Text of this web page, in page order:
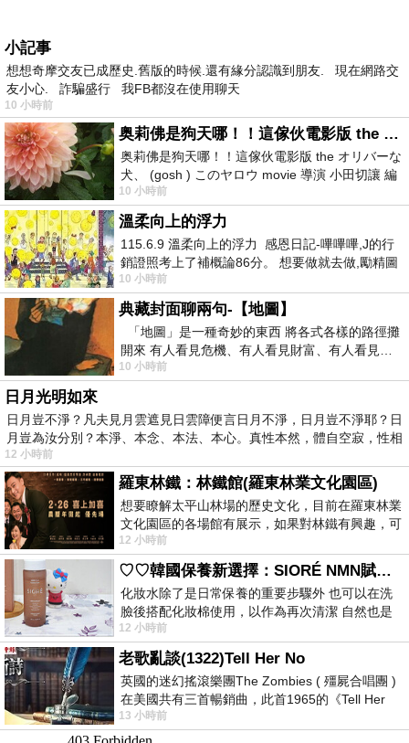
小記事
想想奇摩交友已成歷史.舊版的時候.還有緣分認識到朋友. 現在網路交
友小心. 詐騙盛行 我FB都沒在使用聊天
10 小時前
奥莉佛是狗天哪！！這傢伙電影版 the オリバーな犬、 (gosh ) このヤロウ movie
奥莉佛是狗天哪！！這傢伙電影版 the オリバーな
犬、 (gosh ) このヤロウ movie 導演 小田切讓 編
劇: 小田切讓 主演: 小田切讓
10 小時前
溫柔向上的浮力
115.6.9 溫柔向上的浮力 感恩日記-嗶嗶嗶,J的行
銷證照考上了補概論86分。 想要做就去做,勵精圖
治大成功,也是表法,堅持和努力
10 小時前
典藏封面聊兩句-【地圖】
「地圖」是一種奇妙的東西 將各式各樣的路徑攤
開來 有人看見危機、有人看見財富、有人看見…
從中可以發掘出不同的
10 小時前
日月光明如來
日月豈不淨？凡夫見月雲遮見日雲障便言日月不淨，日月豈不淨耶？日
月豈為汝分別？本淨、本念、本法、本心。真性本然，體自空寂，性相
12 小時前
羅東林鐵：林鐵館(羅東林業文化園區)
想要瞭解太平山林場的歷史文化，目前在羅東林業
文化園區的各場館有展示，如果對林鐵有興趣，可
以到林鐵館。 這裡展示從山下
12 小時前
♡♡韓國保養新選擇：SIORÉ NMN賦活泡泡化妝水♡♡
化妝水除了是日常保養的重要步驟外 也可以在洗
臉後搭配化妝棉使用，以作為再次清潔 自然也是
我的保養必備品項 不過，我對於化妝
12 小時前
老歌亂談(1322)Tell Her No
英國的迷幻搖滾樂團The Zombies ( 殭屍合唱團 )
在美國共有三首暢銷曲，此首1965的《Tell Her
No》即為其中之一，在告示牌百大單曲
13 小時前